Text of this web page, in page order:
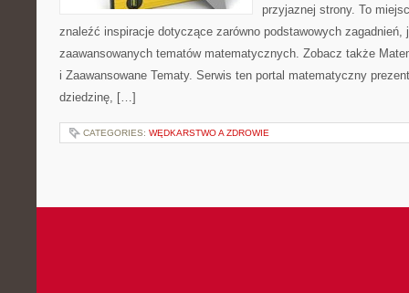
przyjaznej strony. To
znaleźć inspiracje dotyczące zarówno podstawowych zagadnień,
zaawansowanych tematów matematycznych. Zobacz także
i Zaawansowane Tematy. Serwis ten portal matematyczny
dziedzinę, […]
CATEGORIES: WĘDKARSTWO A ZDROWIE